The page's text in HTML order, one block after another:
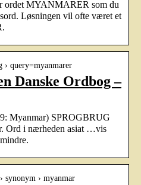
ordet MYANMARER som du
Løsningen vil ofte været et
› query=myanmarer
Danske Ordbog –
Myanmar) SPROGBRUG
Ord i nærheden asiat …vis
synonym › myanmar